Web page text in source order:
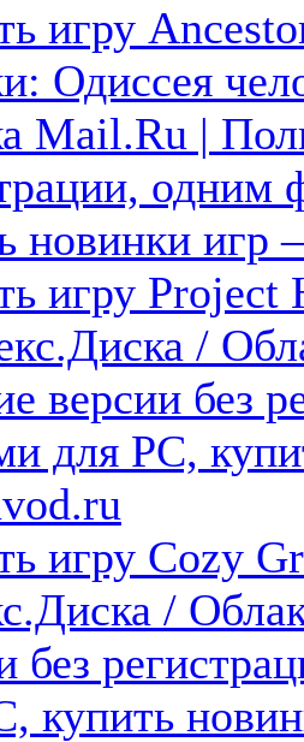
игру
Одиссея
Mail.Ru |
одним
новинки
игру
/
версии без
для PC,
игру Cozy
/
без
купить